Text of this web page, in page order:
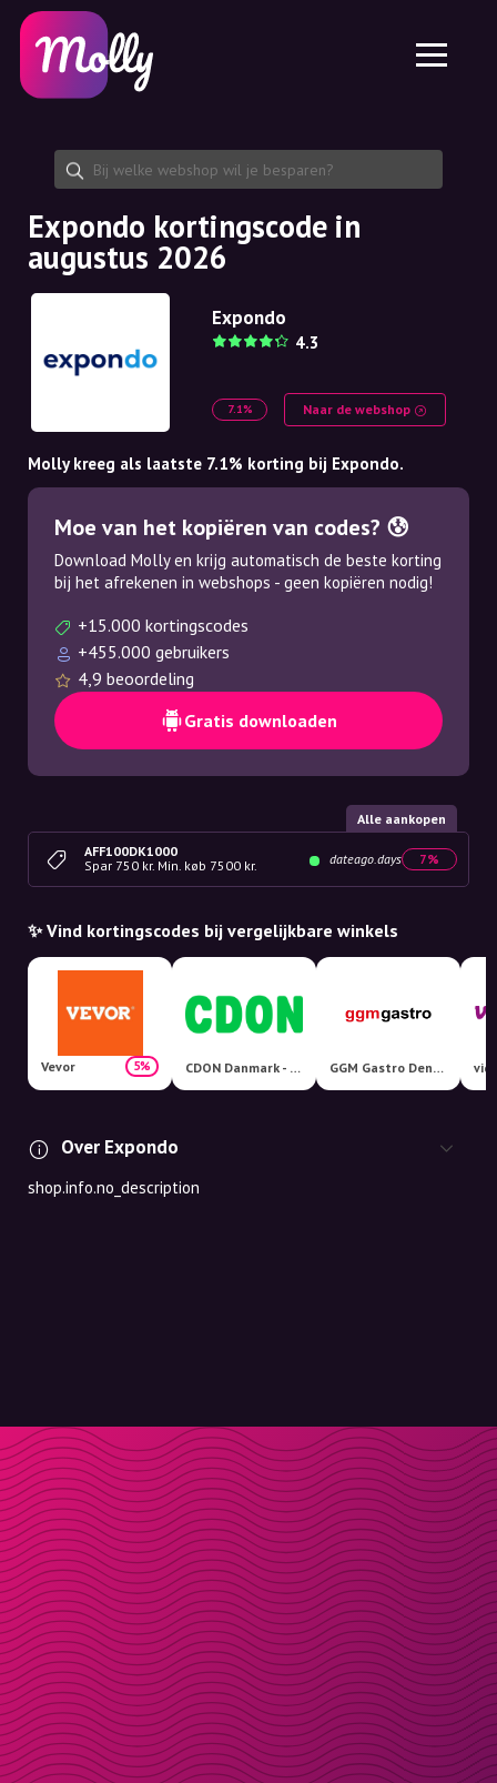
Huidverzorging
Haarverzorging
Kortingscode delen
Functies
Jobs
Over ons
Samenwerking
Platform
Molly voor iPhone en iPad
Molly voor Android
NL
EN
NO
NL
Expondo kortingscode in
augustus 2026
Expondo
4.3
7.1% Naar de webshop
Molly kreeg als laatste 7.1% korting bij Expondo.
Moe van het kopiëren van codes? 😰
Download Molly en krijg automatisch de beste korting
bij het afrekenen in webshops - geen kopiëren nodig!
+15.000 kortingscodes
+455.000 gebruikers
4,9 beoordeling
Gratis downloaden
Alle aankopen
AFF100DK1000
Spar 750 kr. Min. køb 7500 kr.
dateago.days 7%
✨ Vind kortingscodes bij vergelijkbare winkels
Vevor 5% CDON Danmark - Nordens største markedsplads! GGM Gastro Denmark
Over Expondo
shop.info.no_description